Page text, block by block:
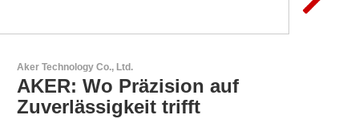
GEYER Electronic GmbH
GEYER - Ihr zuverlässiger
Partner